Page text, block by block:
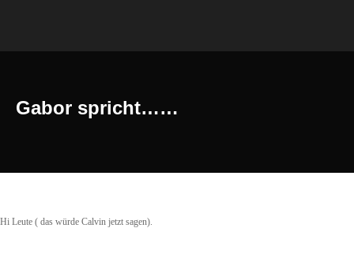
Gabor spricht……
Hi Leute ( das würde Calvin jetzt sagen).